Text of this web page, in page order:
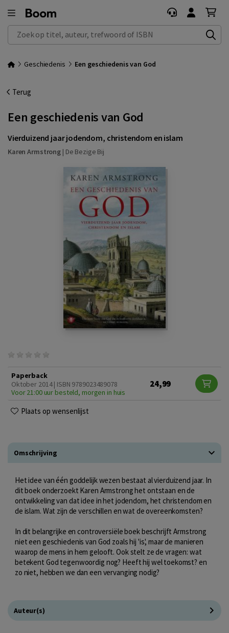
Zoek op titel, auteur, trefwoord of ISBN
Geschiedenis Een geschiedenis van God
Terug
Een geschiedenis van God
Vierduizend jaar jodendom, christendom en islam
Karen Armstrong | De Bezige Bij
Paperback
Oktober 2014 | ISBN 9789023489078
Voor 21:00 uur besteld, morgen in huis
24,99
Plaats op wensenlijst
Omschrijving
Het idee van één goddelijk wezen bestaat al vierduizend jaar. In
dit boek onderzoekt Karen Armstrong het ontstaan en de
ontwikkeling van dat idee in het jodendom, het christendom en
de islam. Wat zijn de verschillen en wat de overeenkomsten?
In dit belangrijke en controversiële boek beschrijft Armstrong
niet een geschiedenis van God zoals hij 'is', maar de manieren
waarop de mens in hem gelooft. Ook stelt ze de vragen: wat
betekent God tegenwoordig nog? Heeft hij wel toekomst? en
zo niet, hebben we dan een vervanging nodig?
Auteur(s)